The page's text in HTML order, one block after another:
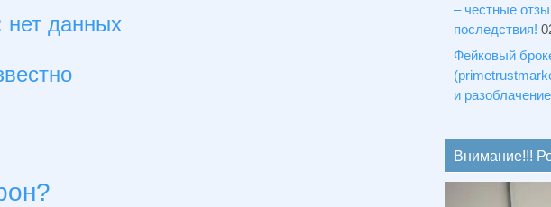
нет данных
– честные
последствия!
Фейковый
и
Внимание!!!